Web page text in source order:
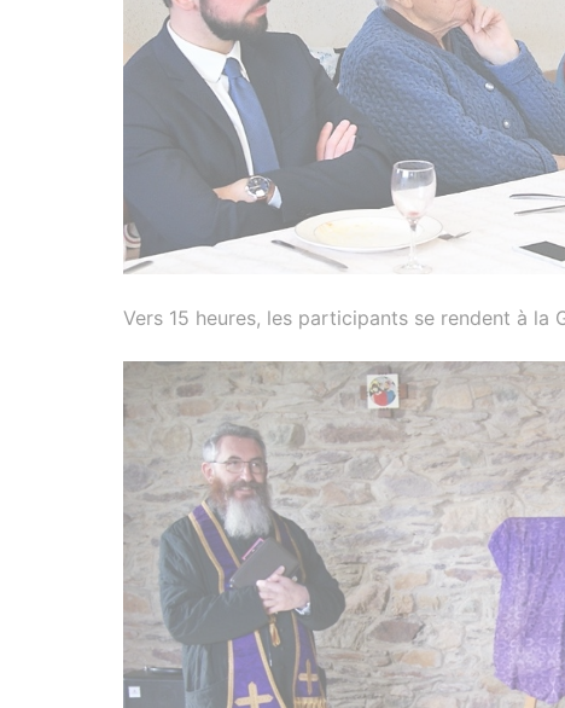
Vers 15 heures, les participants se rendent à la